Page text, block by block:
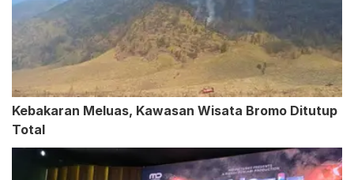
Kebakaran Meluas, Kawasan Wisata Bromo Ditutup
Total